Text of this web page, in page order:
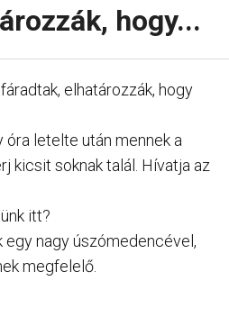
hogy...
elhatározzák, hogy
óra letelte után mennek a
kicsit soknak talál. Hívatja az
itt?
egy nagy úszómedencével,
megfelelő.